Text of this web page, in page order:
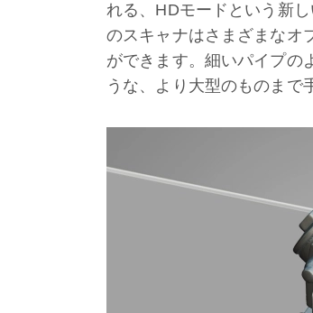
れる、HDモードという新
のスキャナはさまざまなオ
ができます。細いパイプの
うな、より大型のものまで